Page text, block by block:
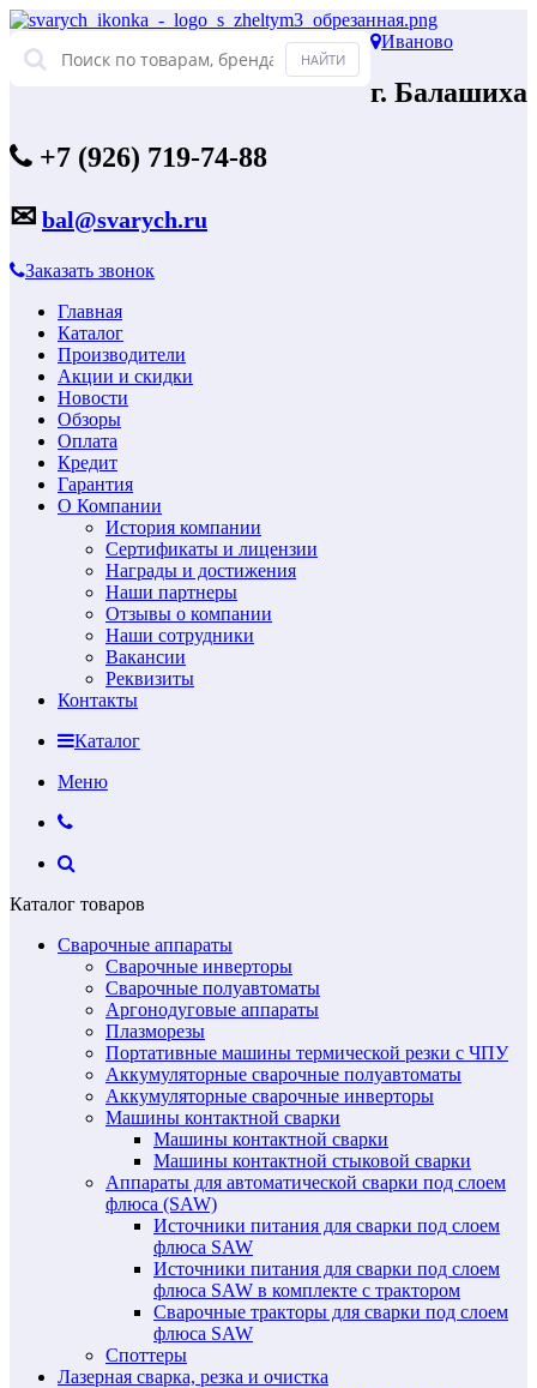
Иваново
г. Балашиха
+7 (926) 719-74-88
✉ bal@svarych.ru
Заказать звонок
Главная
Каталог
Производители
Акции и скидки
Новости
Обзоры
Оплата
Кредит
Гарантия
О Компании
История компании
Сертификаты и лицензии
Награды и достижения
Наши партнеры
Отзывы о компании
Наши сотрудники
Вакансии
Реквизиты
Контакты
Каталог
Меню
Каталог товаров
Сварочные аппараты
Сварочные инверторы
Сварочные полуавтоматы
Аргонодуговые аппараты
Плазморезы
Портативные машины термической резки с ЧПУ
Аккумуляторные сварочные полуавтоматы
Аккумуляторные сварочные инверторы
Машины контактной сварки
Машины контактной сварки
Машины контактной стыковой сварки
Аппараты для автоматической сварки под слоем
флюса (SAW)
Источники питания для сварки под слоем
флюса SAW
Источники питания для сварки под слоем
флюса SAW в комплекте с трактором
Сварочные тракторы для сварки под слоем
флюса SAW
Споттеры
Лазерная сварка, резка и очистка